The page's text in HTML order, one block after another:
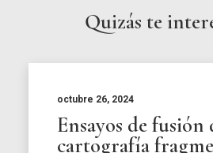
Quizás te
octubre 26, 2024
Ensayos de fusión
cartografía